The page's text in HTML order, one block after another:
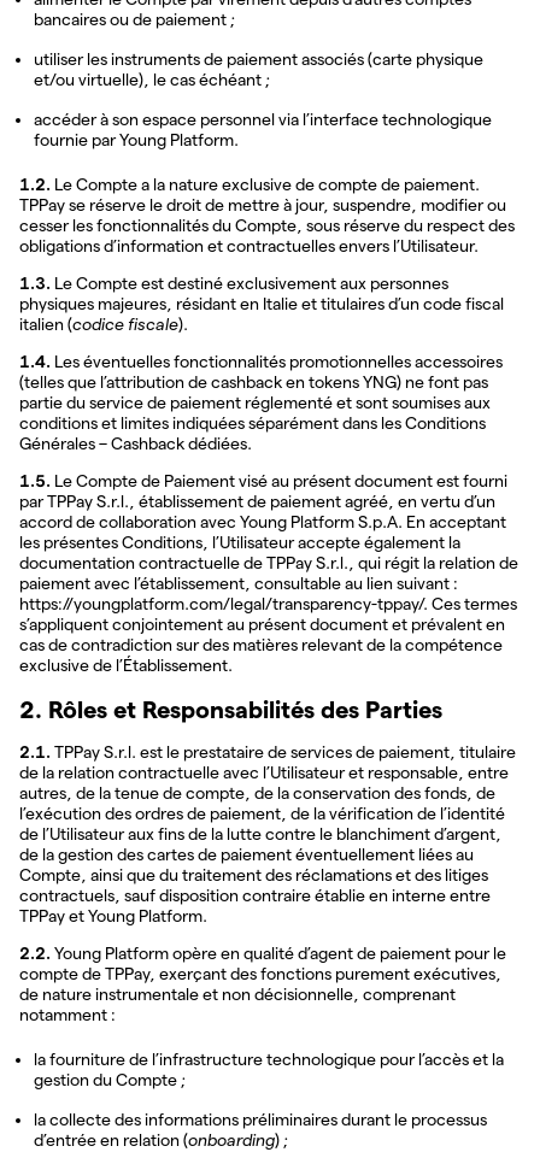
bancaires ou de paiement ;
utiliser les instruments de paiement associés (carte physique
et/ou virtuelle), le cas échéant ;
accéder à son espace personnel via l’interface technologique
fournie par Young Platform.
1.2. Le Compte a la nature exclusive de compte de paiement.
TPPay se réserve le droit de mettre à jour, suspendre, modifier ou
cesser les fonctionnalités du Compte, sous réserve du respect des
obligations d’information et contractuelles envers l’Utilisateur.
1.3. Le Compte est destiné exclusivement aux personnes
physiques majeures, résidant en Italie et titulaires d’un code fiscal
italien (codice fiscale).
1.4. Les éventuelles fonctionnalités promotionnelles accessoires
(telles que l’attribution de cashback en tokens YNG) ne font pas
partie du service de paiement réglementé et sont soumises aux
conditions et limites indiquées séparément dans les Conditions
Générales – Cashback dédiées.
1.5. Le Compte de Paiement visé au présent document est fourni
par TPPay S.r.l., établissement de paiement agréé, en vertu d’un
accord de collaboration avec Young Platform S.p.A. En acceptant
les présentes Conditions, l’Utilisateur accepte également la
documentation contractuelle de TPPay S.r.l., qui régit la relation de
paiement avec l’établissement, consultable au lien suivant :
https://youngplatform.com/legal/transparency-tppay/. Ces termes
s’appliquent conjointement au présent document et prévalent en
cas de contradiction sur des matières relevant de la compétence
exclusive de l’Établissement.
2. Rôles et Responsabilités des Parties
2.1. TPPay S.r.l. est le prestataire de services de paiement, titulaire
de la relation contractuelle avec l’Utilisateur et responsable, entre
autres, de la tenue de compte, de la conservation des fonds, de
l’exécution des ordres de paiement, de la vérification de l’identité
de l’Utilisateur aux fins de la lutte contre le blanchiment d’argent,
de la gestion des cartes de paiement éventuellement liées au
Compte, ainsi que du traitement des réclamations et des litiges
contractuels, sauf disposition contraire établie en interne entre
TPPay et Young Platform.
2.2. Young Platform opère en qualité d’agent de paiement pour le
compte de TPPay, exerçant des fonctions purement exécutives,
de nature instrumentale et non décisionnelle, comprenant
notamment :
la fourniture de l’infrastructure technologique pour l’accès et la
gestion du Compte ;
la collecte des informations préliminaires durant le processus
d’entrée en relation (onboarding) ;